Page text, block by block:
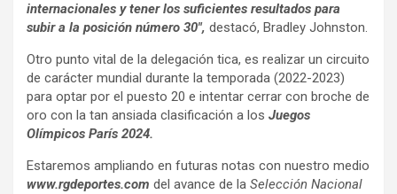
internacionales y tener los suficientes resultados para
subir a la posición número 30″, destacó, Bradley Johnston.
Otro punto vital de la delegación tica, es realizar un circuito
de carácter mundial durante la temporada (2022-2023)
para optar por el puesto 20 e intentar cerrar con broche de
oro con la tan ansiada clasificación a los Juegos
Olímpicos París 2024.
Estaremos ampliando en futuras notas con nuestro medio
www.rgdeportes.com del avance de la Selección Nacional